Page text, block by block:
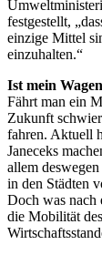
festgestellt,
einzige Mittel
einzuhalten.“
Ist mein
Fährt man ein
Zukunft
fahren. Aktuell
Janeceks
allem
in den Städten
Doch was nach
die Mobilität